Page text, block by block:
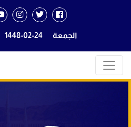
الجمعة 1448-02-24